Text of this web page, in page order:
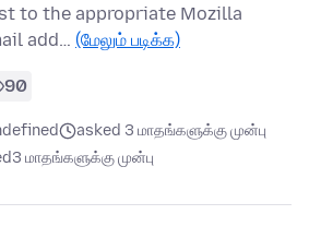
to the appropriate Mozilla
add… (மேலும் படிக்க)
90
asked 3 மாதங்களுக்கு முன்பு
3 மாதங்களுக்கு முன்பு